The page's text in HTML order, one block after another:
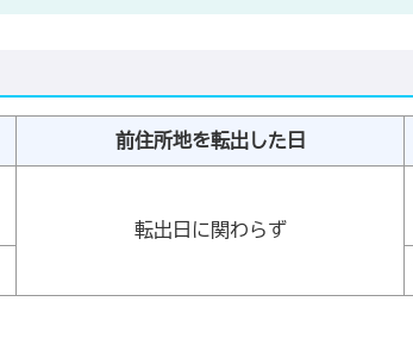
前住所地を転出した日
転出日に関わらず